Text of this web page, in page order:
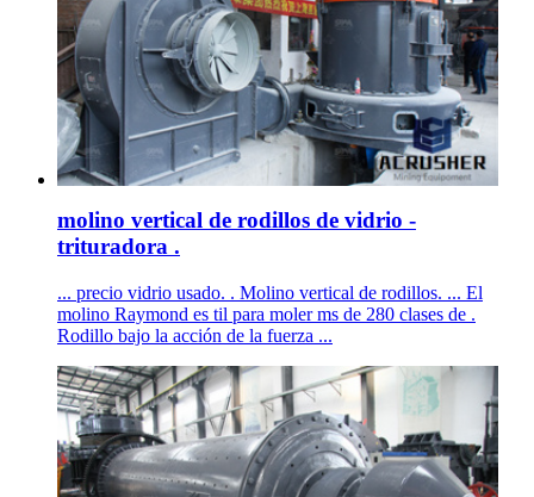
molino vertical de rodillos de vidrio -
trituradora .
... precio vidrio usado. . Molino vertical de rodillos. ... El
molino Raymond es til para moler ms de 280 clases de .
Rodillo bajo la acción de la fuerza ...